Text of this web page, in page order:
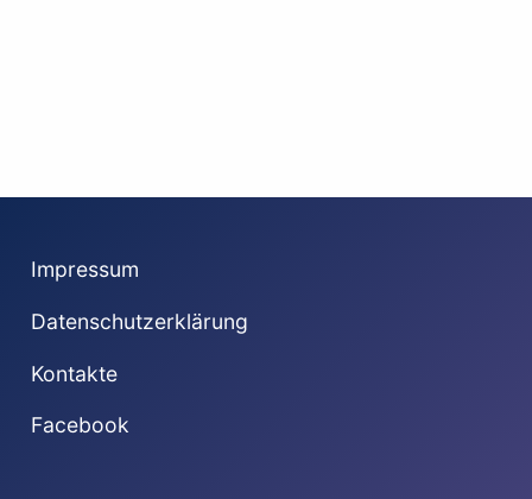
Impressum
Datenschutzerklärung
Kontakte
Facebook